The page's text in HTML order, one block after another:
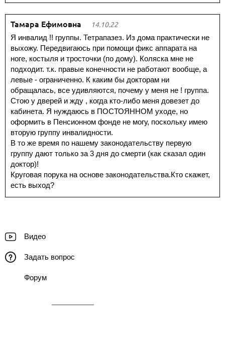
Тамара Ефимовна 14.10.22
Я инвалид !! группы. Тетрапазез. Из дома практически не
выхожу. Передвигаюсь при помощи фикс аппарата на
ноге, костыля и тросточки (по дому). Коляска мне не
подходит. т.к. правые конечности не работают вообще, а
левые - ограниченно. К каким бы докторам ни
обращалась, все удивляются, почему у меня не ! группа.
Стою у дверей и жду , когда кто-либо меня довезет до
кабинета. Я нуждаюсь в ПОСТОЯННОМ уходе, но
оформить в Пенсионном фонде не могу, поскольку имею
вторую группу инвалидности.
В то же время по нашему законодательству первую
группу дают только за 3 дня до смерти (как сказал один
доктор)!
Круговая порука на основе законодательства.Кто скажет,
есть выход?
Видео
Задать вопрос
Форум